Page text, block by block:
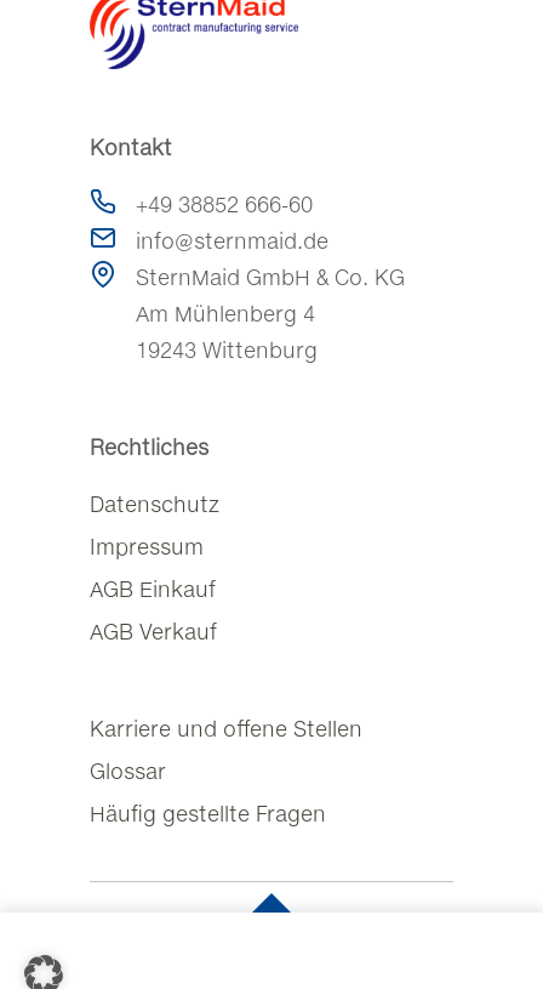
Kontakt
+49 38852 666-60
info@sternmaid.de
SternMaid GmbH & Co. KG
Am Mühlenberg 4
19243 Wittenburg
Rechtliches
Datenschutz
Impressum
AGB Einkauf
AGB Verkauf
Karriere und offene Stellen
Glossar
Häufig gestellte Fragen